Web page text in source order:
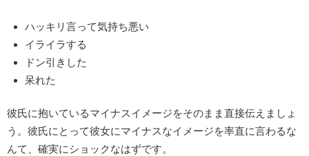
ハッキリ言って気持ち悪い
イライラする
ドン引きした
呆れた
彼氏に抱いているマイナスイメージをそのまま直接伝えましょ
う。彼氏にとって彼女にマイナスなイメージを率直に言わるな
んて、確実にショックなはずです。